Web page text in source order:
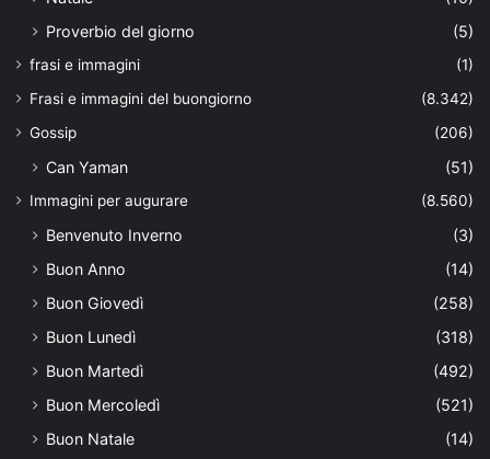
Proverbio del giorno
(5)
frasi e immagini
(1)
Frasi e immagini del buongiorno
(8.342)
Gossip
(206)
Can Yaman (51)
Immagini per augurare (8.560)
Benvenuto Inverno
(3)
Buon Anno
(14)
Buon Giovedì
(258)
Buon Lunedì
(318)
Buon Martedì
(492)
Buon Mercoledì
(521)
Buon Natale
(14)